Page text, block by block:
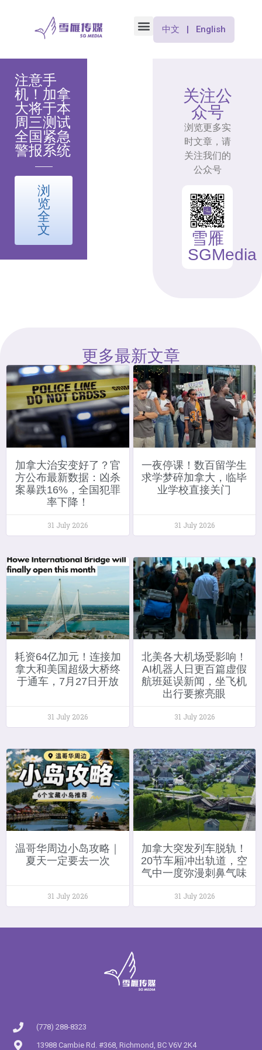
中文 | English
注意手
机！加拿
大将于本
周三测试
全国紧急
警报系统
浏
览
全
文
关注公
众号
浏览更多实
时文章，请
关注我们的
公众号
雪雁
SGMedia
更多最新文章
加拿大治安变好了？官
方公布最新数据：凶杀
案暴跌16%，全国犯罪
率下降！
31 July 2026
一夜停课！数百留学生
求学梦碎加拿大，临毕
业学校直接关门
31 July 2026
耗资64亿加元！连接加
拿大和美国超级大桥终
于通车，7月27日开放
31 July 2026
北美各大机场受影响！
AI机器人日更百篇虚假
航班延误新闻，坐飞机
出行要擦亮眼
31 July 2026
温哥华周边小岛攻略｜
夏天一定要去一次
31 July 2026
加拿大突发列车脱轨！
20节车厢冲出轨道，空
气中一度弥漫刺鼻气味
31 July 2026
(778) 288-8323
13988 Cambie Rd. #368, Richmond, BC V6V 2K4